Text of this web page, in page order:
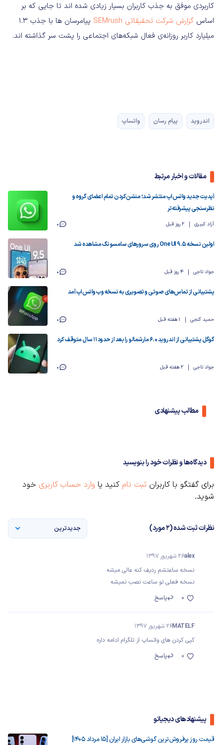
کاربردی موفق به جذب کاربران بسیار زیادی شده اند تا جایی که بر
اساس گزارش شرکت تحقیقاتی SEMrush
پیامرسان ها با جذب ۱.۳
میلیارد کاربر روزانه‌ی فعال شبکه‌های اجتماعی را پشت سر گذاشته اند.
اندروید پیام رسان واتساپ
مقالات و اخبار مرتبط
آپدیت‌ جدید واتس‌اپ منتشر شد؛ منشن‌کردن تمام اعضای گروه و
نظرسنجی پیشرفته‌تر
آزاد کبیری 2 روز قبل 0
اولین نسخه One UI 9.5 روی سرورهای سامسونگ مشاهده شد
جواد تاجی 4 روز قبل 0
پشتیبانی از تماس‌های صوتی و تصویری به نسخه وب واتس‌اپ آمد
حمید گنجی 1 هفته قبل 0
گوگل پشتیبانی از اندروید ۶.۰ مارشمالو را بعد از حدود ۱۱ سال متوقف کرد
جواد تاجی 2 هفته قبل 0
مطالب پیشنهادی
دیدگاه‌ها و نظرات خود را بنویسید
برای گفتگو با کاربران ثبت نام کنید یا وارد حساب کاربری خود
شوید.
نظرات ثبت شده (2 مورد) جدیدترین
alex26 شهریور 1397
نسخه ساعتشم ردیف کنه عالی میشه
نسخه فعلی تو ساعت نصب نمیشه
پاسخ
0
MATELF26 شهریور 1397
کپی کردن های واتساپ از تلگرام ادامه داره
پاسخ
0
پیشنهادهای دیجیاتو
قیمت روز پرفروش‌ترین گوشی‌های بازار ایران [15 مرداد 1405]